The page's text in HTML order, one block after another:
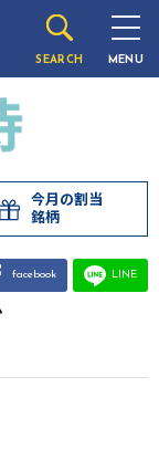
SEARCH MENU
今月の割当
銘柄
facebook LINE